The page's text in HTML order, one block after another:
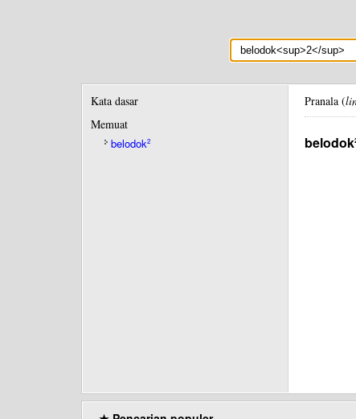
Kata dasar
Memuat
belodok2
Pranala (
belodok